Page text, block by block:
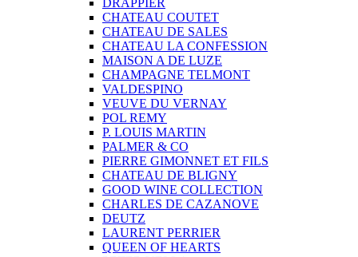
DRAPPIER
CHATEAU COUTET
CHATEAU DE SALES
CHATEAU LA CONFESSION
MAISON A DE LUZE
CHAMPAGNE TELMONT
VALDESPINO
VEUVE DU VERNAY
POL REMY
P. LOUIS MARTIN
PALMER & CO
PIERRE GIMONNET ET FILS
CHATEAU DE BLIGNY
GOOD WINE COLLECTION
CHARLES DE CAZANOVE
DEUTZ
LAURENT PERRIER
QUEEN OF HEARTS